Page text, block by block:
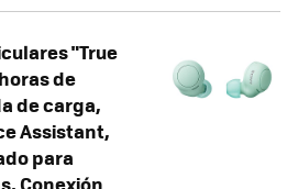
"True
de
de carga,
Assistant,
para
Conexión